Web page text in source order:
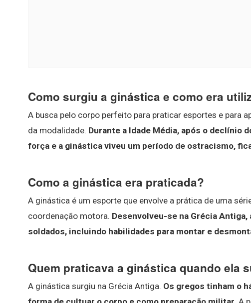
Como surgiu a ginástica e como era
A busca pelo corpo perfeito para praticar esportes e para
da modalidade. Durante a Idade Média, após o declínio
força e a ginástica viveu um período de ostracismo,
Como a ginástica era praticada?
A ginástica é um esporte que envolve a prática de uma
coordenação motora. Desenvolveu-se na Grécia
soldados, incluindo habilidades para montar e
Quem praticava a ginástica quando ela
A ginástica surgiu na Grécia Antiga. Os gregos tinham o